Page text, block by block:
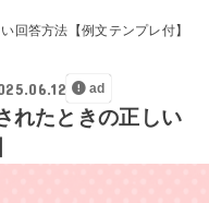
回答方法【例文テンプレ付】
ad
れたときの正しい